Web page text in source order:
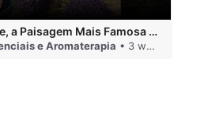
QUINARÍ - Sénanque, a Paisagem Mais Famosa da Aromaterapia
e Aromaterapia • 3 weeks ago